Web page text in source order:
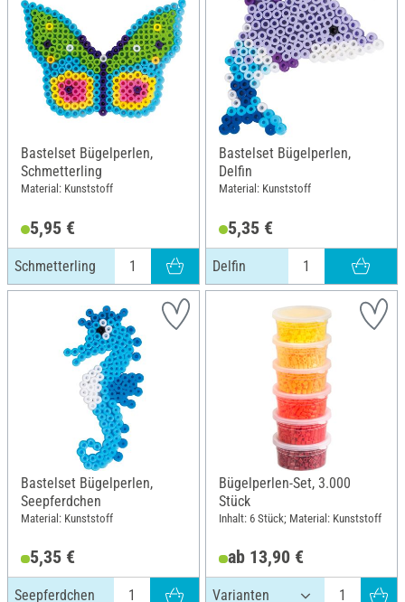
Bastelset Bügelperlen,
Schmetterling
Material: Kunststoff
5,95 €
Schmetterling
Bastelset Bügelperlen,
Delfin
Material: Kunststoff
5,35 €
Delfin
Bastelset Bügelperlen,
Seepferdchen
Material: Kunststoff
5,35 €
Seepferdchen
Bügelperlen-Set, 3.000
Stück
Inhalt: 6 Stück; Material: Kunststoff
ab 13,90 €